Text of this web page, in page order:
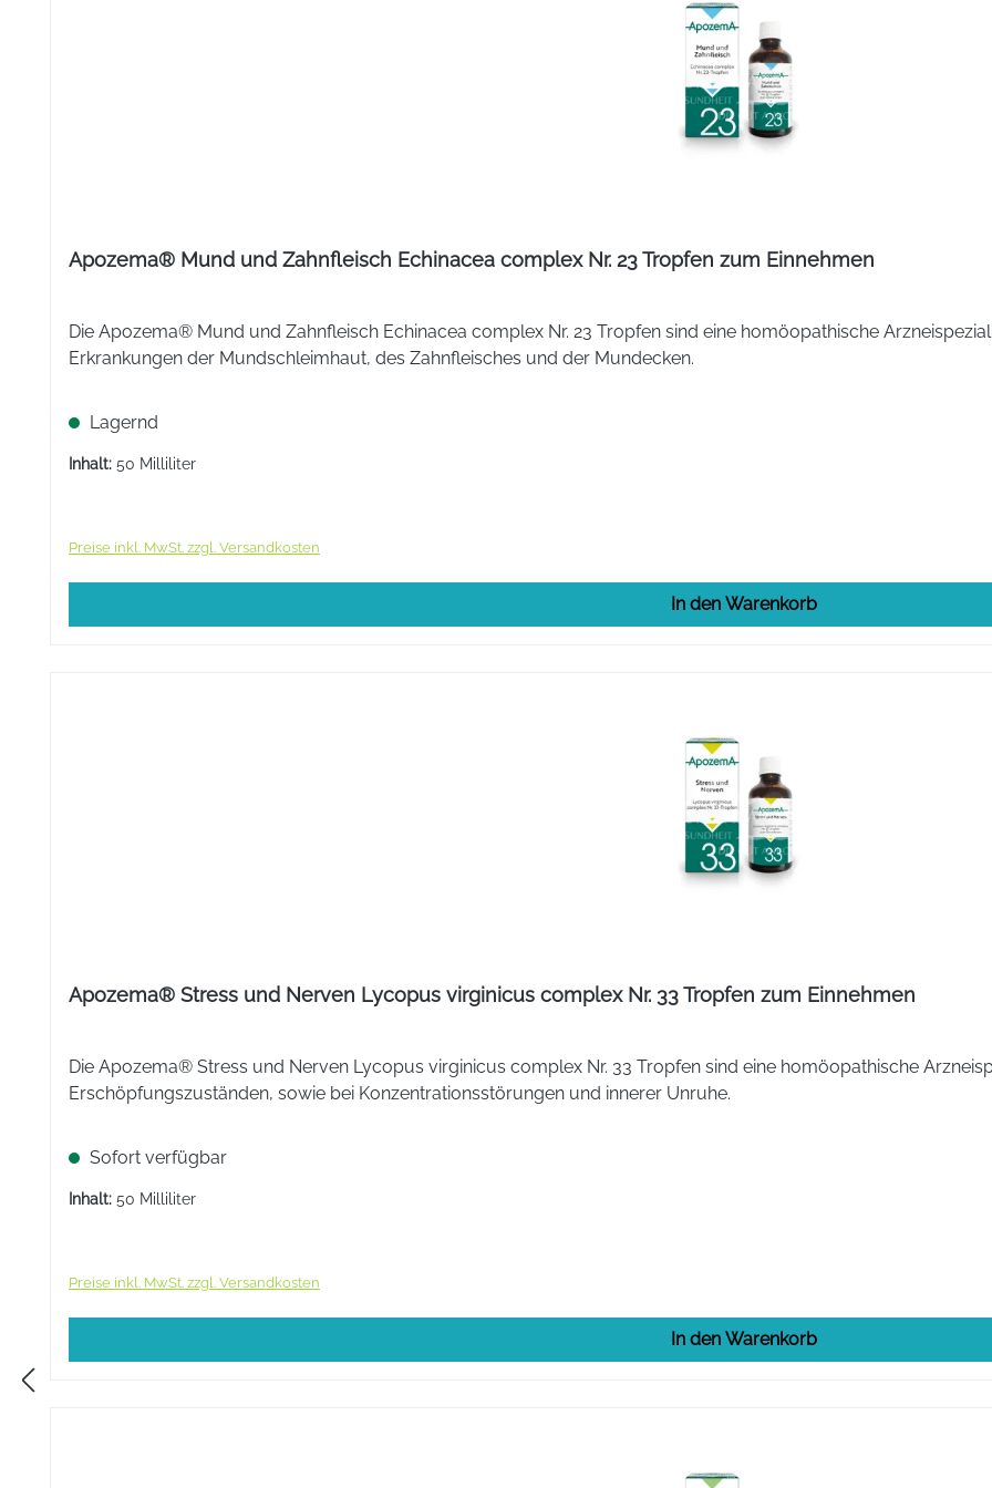
Die Wirkstoffe sind: 100 g (entsprechend 107,5 ml) enthalten: Lachesis Dil. D12 2 g; Acidum sulfuricum Dil. D4 2 g;
Pulsatilla pratensis Dil. D6 2 g; Sanguinaria canadensis Dil. D4 2 g; Sepia officinalis Dil. D6 2 g und Sulfur Dil. D12 2 g.
Arzneimittel: Ja
Apozema® Mund und Zahnfleisch Echinacea complex Nr. 23 Tropfen zum Einnehmen
Die Apozema® Mund und Zahnfleisch Echinacea complex Nr. 23 Tropfen sind eine homöopathische
Erkrankungen der Mundschleimhaut, des Zahnfleisches und der Mundecken.
Lagernd
Inhalt: 50 Milliliter
Preise inkl. MwSt. zzgl. Versandkosten
In den Warenkorb
Apozema® Stress und Nerven Lycopus virginicus complex Nr. 33 Tropfen zum Einnehmen
Die Apozema® Stress und Nerven Lycopus virginicus complex Nr. 33 Tropfen sind eine homöopathische
Erschöpfungszuständen, sowie bei Konzentrationsstörungen und innerer Unruhe.
Sofort verfügbar
Inhalt: 50 Milliliter
Preise inkl. MwSt. zzgl. Versandkosten
In den Warenkorb